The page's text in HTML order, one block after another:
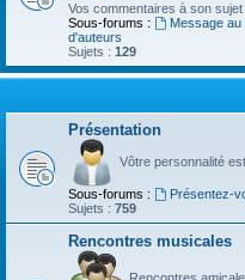
Vos commentaires à son sujet
Sous-forums :
Message au
d'auteurs
Sujets : 129
Présentation
Vôtre personnalité
Sous-forums : Présentez-
Sujets : 759
Rencontres musicales